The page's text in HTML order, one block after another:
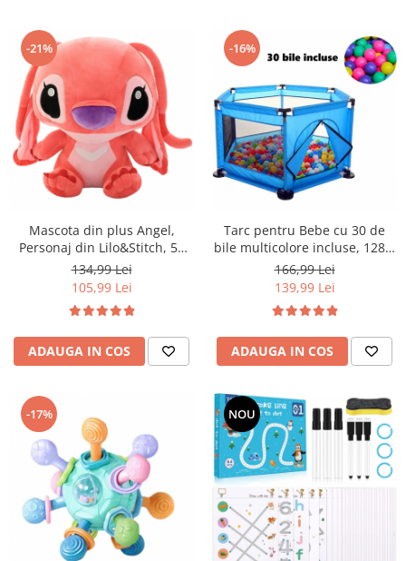
-21%
Mascota din plus Angel,
Personaj din Lilo&Stitch, 50
cm
134,99 Lei
105,99 Lei
ADAUGA IN COS
-16%
Tarc pentru Bebe cu 30 de
bile multicolore incluse, 128 x
113 x 65 cm, albastru
166,99 Lei
139,99 Lei
ADAUGA IN COS
-17% NOU